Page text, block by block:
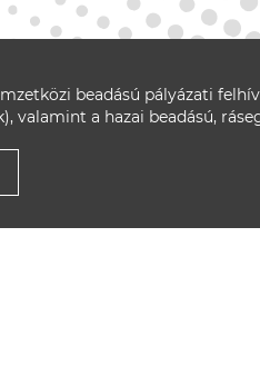
beadású pályázati
valamint a hazai beadású,